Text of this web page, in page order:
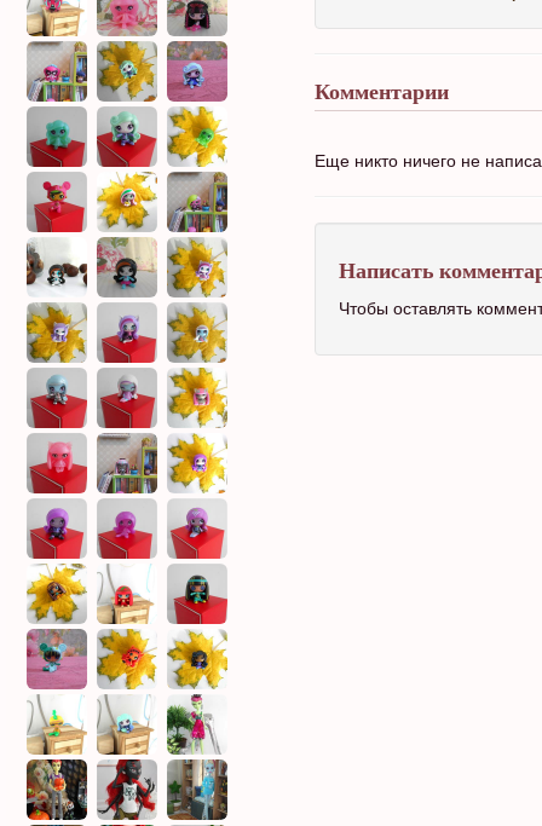
Комментарии
Еще никто ничего не
Написать
Чтобы оставлять